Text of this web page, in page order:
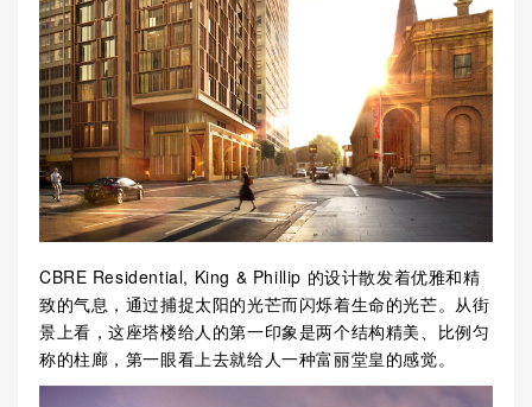
CBRE Residential, King & Phillip 的设计散发着优雅和精
致的气息，通过捕捉太阳的光芒而闪烁着生命的光芒。从街
景上看，这座塔楼给人的第一印象是两个结构精美、比例匀
称的柱廊，第一眼看上去就给人一种富丽堂皇的感觉。